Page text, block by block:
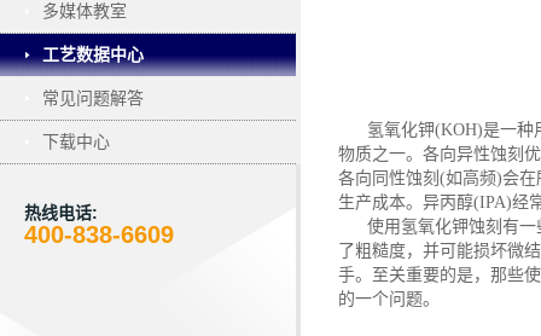
多媒体教室
工艺数据中心
常见问题解答
下载中心
热线电话:
400-838-6609
氢氧化钾(KOH)是一种
物质之一。各向异性蚀刻
各向同性蚀刻(如高频)会
生产成本。异丙醇(IPA)经
使用氢氧化钾蚀刻有一
了粗糙度，并可能损坏微
手。至关重要的是，那些
的一个问题。